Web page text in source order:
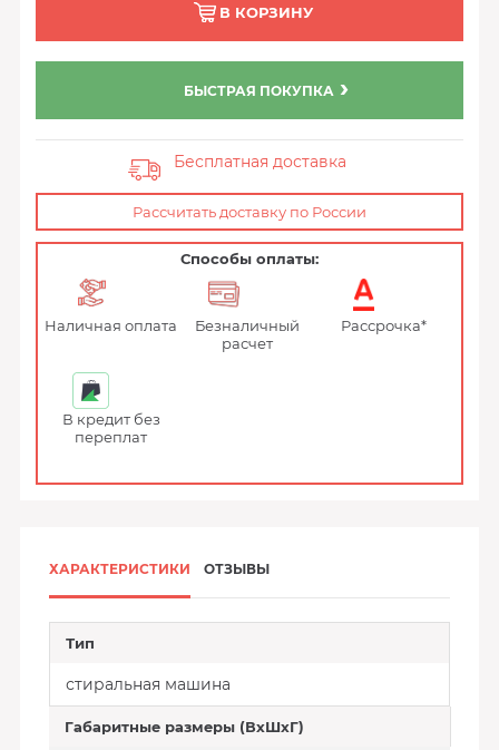
В КОРЗИНУ
БЫСТРАЯ ПОКУПКА
Бесплатная доставка
Рассчитать доставку по России
Способы оплаты:
Наличная оплата
Безналичный
расчет
Рассрочка*
В кредит без
переплат
ХАРАКТЕРИСТИКИ ОТЗЫВЫ
Тип
стиральная машина
Габаритные размеры (ВхШхГ)